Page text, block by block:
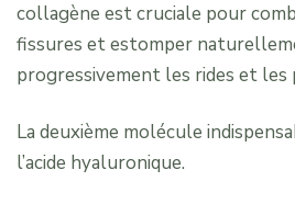
collagène est cruciale pour
fissures et estomper
progressivement les rides et les
La deuxième molécule
l’acide hyaluronique.